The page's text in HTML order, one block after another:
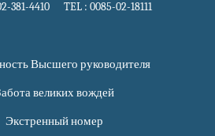
381-4410 TEL : 0085-02-18111
Высшего руководителя
великих вождей
Экстренный номер